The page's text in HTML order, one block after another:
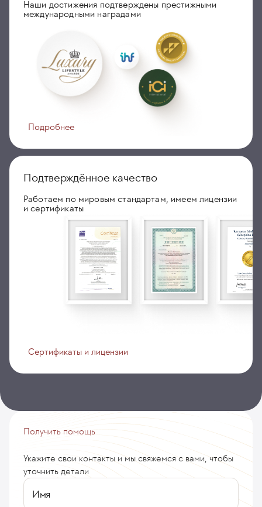
Наши достижения подтверждены престижными
международными наградами
Подробнее
Подтверждённое качество
Работаем по мировым стандартам, имеем лицензии
и сертификаты
Сертификаты и лицензии
Получить помощь
Укажите свои контакты и мы свяжемся с вами, чтобы
уточнить детали
Имя